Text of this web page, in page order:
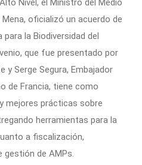
Nivel, el Ministro del Medio
oficializó un acuerdo de
la Biodiversidad del
que fue presentado por
y Serge Segura, Embajador
de Francia, tiene como
mejores prácticas sobre
herramientas para la
a fiscalización,
gestión de AMPs.